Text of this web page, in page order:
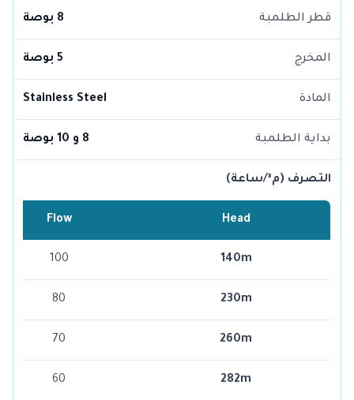
قطر الطلمبة 8 بوصة
المخرج 5 بوصة
المادة Stainless Steel
بداية الطلمبة 8 و 10 بوصة
التصرف (م³/ساعة)
Head
Flow
140m
100
230m
80
260m
70
282m
60